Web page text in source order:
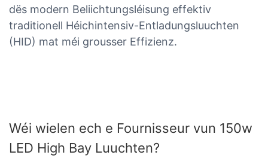
dës modern Beliichtungsléisung effektiv
traditionell Héichintensiv-Entladungsluuchten
(HID) mat méi grousser Effizienz.
Wéi wielen ech e Fournisseur vun 150w
LED High Bay Luuchten?